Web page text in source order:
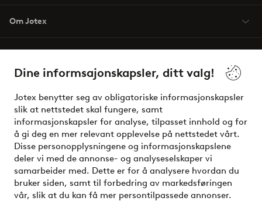
Dine informsajonskapsler, ditt valg!
Jotex benytter seg av obligatoriske informasjonskapsler
slik at nettstedet skal fungere, samt
informasjonskapsler for analyse, tilpasset innhold og for
å gi deg en mer relevant opplevelse på nettstedet vårt.
Disse personopplysningene og informasjonskapslene
deler vi med de annonse- og analyseselskaper vi
samarbeider med. Dette er for å analysere hvordan du
bruker siden, samt til forbedring av markedsføringen
vår, slik at du kan få mer persontilpassede annonser.
Om Jotex
Venner
Sikre betalinger - Betal direkte eller del opp
Vil du vite mer om våre betalingsalternativer?